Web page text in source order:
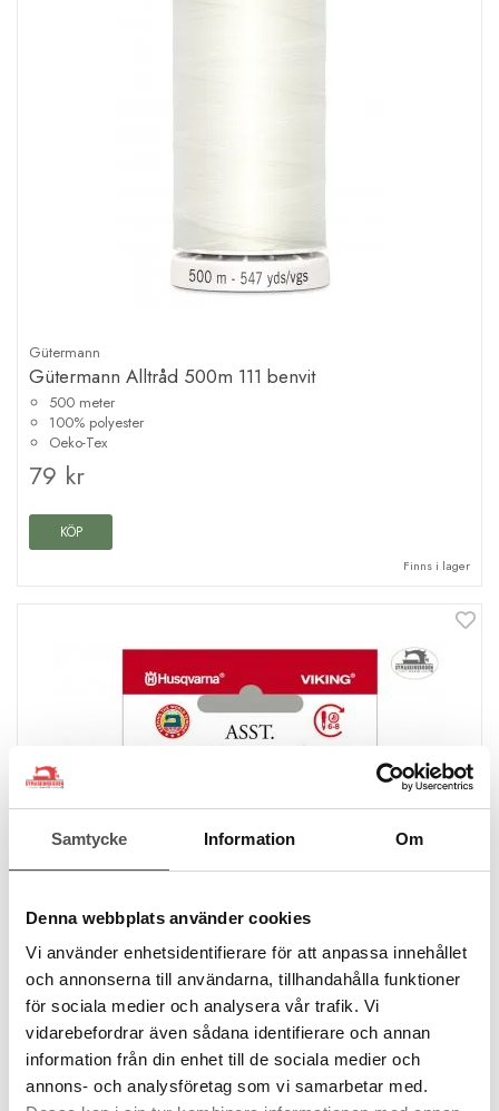
Samtycke Information Om
Denna webbplats använder cookies
Vi använder enhetsidentifierare för att anpassa innehållet
och annonserna till användarna, tillhandahålla funktioner
för sociala medier och analysera vår trafik. Vi
vidarebefordrar även sådana identifierare och annan
information från din enhet till de sociala medier och
annons- och analysföretag som vi samarbetar med.
Gütermann
Gütermann Alltråd 500m 111 benvit
500 meter
100% polyester
Oeko-Tex
79 kr
KÖP
Finns i lager
Husqvarna Universalnål nr 70-90, 10-pack